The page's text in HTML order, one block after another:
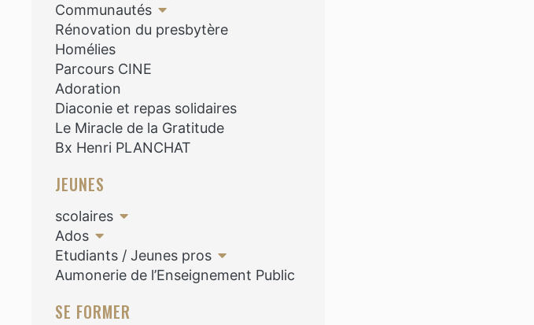
Communautés
Rénovation du presbytère
Homélies
Parcours CINE
Adoration
Diaconie et repas solidaires
Le Miracle de la Gratitude
Bx Henri PLANCHAT
JEUNES
scolaires
Ados
Etudiants / Jeunes pros
Aumonerie de l’Enseignement Public
SE FORMER